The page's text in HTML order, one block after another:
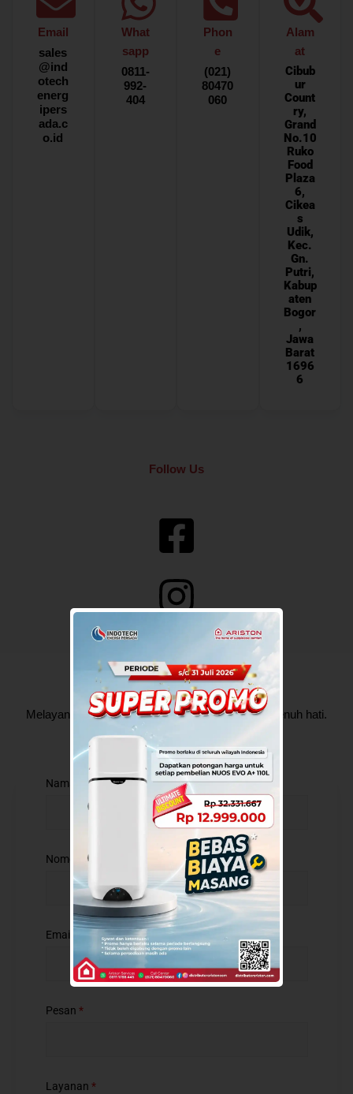
Email
sales
@ind
otech
energ
ipers
ada.c
o.id
What
sapp
0811-
992-
404
Phon
e
(021)
80470
060
Alam
at
Cibub
ur
Count
ry,
Grand
No.10
Ruko
Food
Plaza
6,
Cikea
s
Udik,
Kec.
Gn.
Putri,
Kabup
aten
Bogor
,
Jawa
Barat
1696
6
Follow Us
Sampaikan Kendala Anda
Klik Kirim Sekarang.
Melayani dengan tulus, Memperbaiki dengan sepenuh hati.
Nama
Nomor
Email
Pesan *
Layanan *